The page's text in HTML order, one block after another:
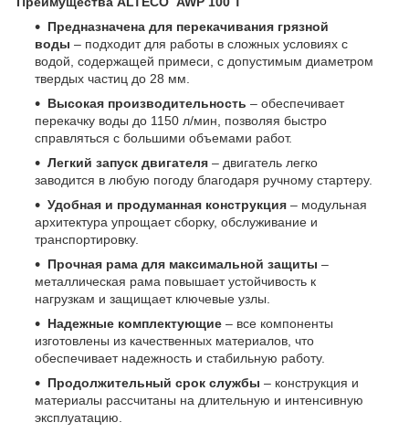
Предназначена для перекачивания грязной
воды – подходит для работы в сложных условиях с
водой, содержащей примеси, с допустимым диаметром
твердых частиц до 28 мм.
Высокая производительность – обеспечивает
перекачку воды до 1150 л/мин, позволяя быстро
справляться с большими объемами работ.
Легкий запуск двигателя – двигатель легко
заводится в любую погоду благодаря ручному стартеру.
Удобная и продуманная конструкция – модульная
архитектура упрощает сборку, обслуживание и
транспортировку.
Прочная рама для максимальной защиты –
металлическая рама повышает устойчивость к
нагрузкам и защищает ключевые узлы.
Надежные комплектующие – все компоненты
изготовлены из качественных материалов, что
обеспечивает надежность и стабильную работу.
Продолжительный срок службы – конструкция и
материалы рассчитаны на длительную и интенсивную
эксплуатацию.